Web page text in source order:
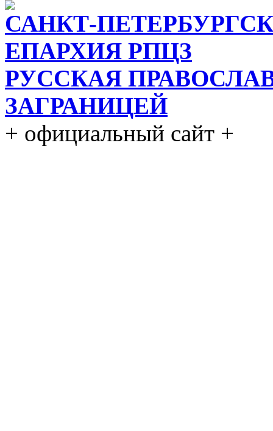
САНКТ-
ЕПАРХИЯ РПЦЗ
РУССКАЯ
ЗАГРАНИЦЕЙ
+ официальный сайт +